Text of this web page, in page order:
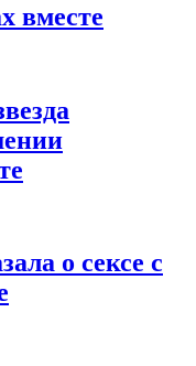
вместе
о сексе с